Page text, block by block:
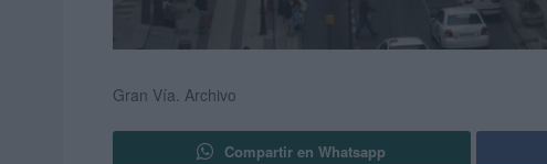
Gran Vía. Archivo
Compartir en Whatsapp